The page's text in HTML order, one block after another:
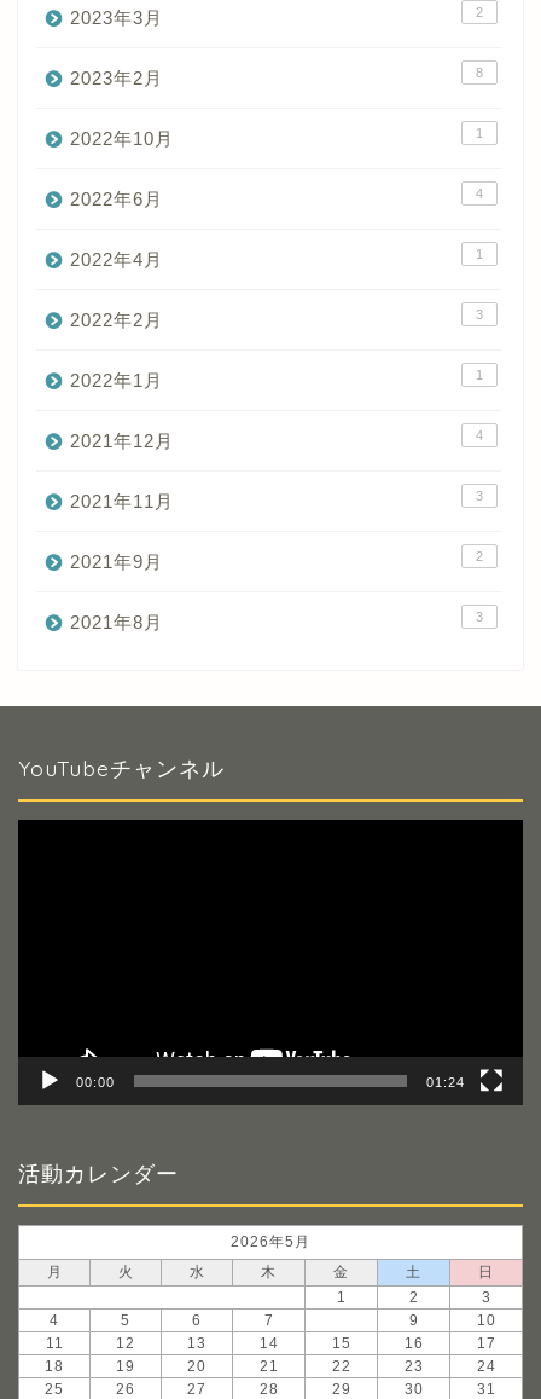
2023年3月 2
2023年2月 8
2022年10月 1
2022年6月 4
2022年4月 1
2022年2月 3
2022年1月 1
2021年12月 4
2021年11月 3
2021年9月 2
2021年8月 3
YouTubeチャンネル
00:00 01:24
活動カレンダー
2026年5月
月
火 水 木 金 土
日
1
2
3
4
5 6 7 9
10
11
12 13 14 15 16
17
18
19 20 21 22 23
24
25
26 27 28 29 30 31